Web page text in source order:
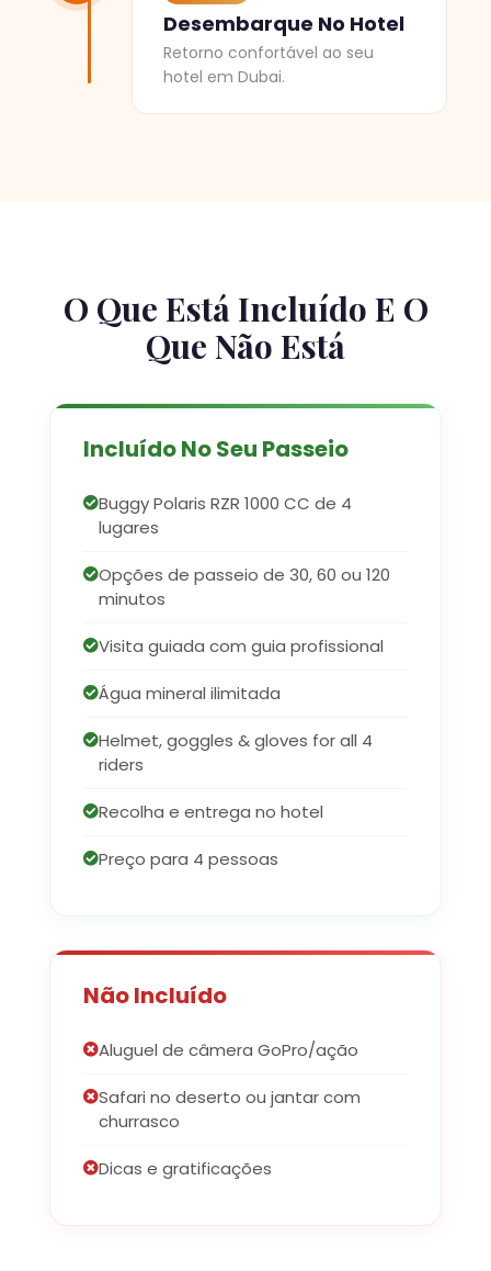
Desembarque No Hotel
Retorno confortável ao seu
hotel em Dubai.
O Que Está Incluído E O
Que Não Está
Incluído No Seu Passeio
Buggy Polaris RZR 1000 CC de 4
lugares
Opções de passeio de 30, 60 ou 120
minutos
Visita guiada com guia profissional
Água mineral ilimitada
Helmet, goggles & gloves for all 4
riders
Recolha e entrega no hotel
Preço para 4 pessoas
Não Incluído
Aluguel de câmera GoPro/ação
Safari no deserto ou jantar com
churrasco
Dicas e gratificações